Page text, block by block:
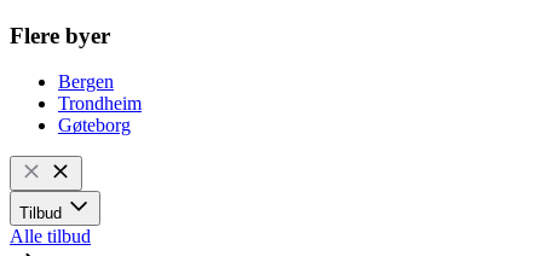
Flere byer
Bergen
Trondheim
Gøteborg
Tilbud
Alle tilbud